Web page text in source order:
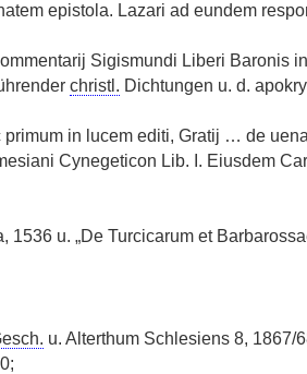
epistola. Lazari ad eundem
Sigismundi Liberi Baronis
christl. Dichtungen u. d.
in lucem editi, Gratij … de
Cynegeticon Lib. I. Eiusdem
1536 u. „De Turcicarum et
u. Alterthum Schlesiens 8, 1867/